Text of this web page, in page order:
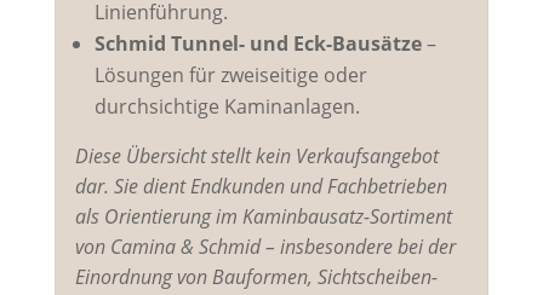
Linienführung.
Schmid Tunnel- und Eck-Bausätze–
Lösungen für zweiseitige oder
durchsichtige Kaminanlagen.
Diese Übersicht stellt kein Verkaufsangebot
dar. Sie dient Endkunden und Fachbetrieben
als Orientierung im Kaminbausatz-Sortiment
von Camina & Schmid – insbesondere bei der
Einordnung von Bauformen, Sichtscheiben-